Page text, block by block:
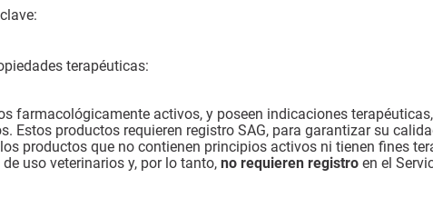
terapéuticas:
farmacológicamente activos, y poseen indicaciones
Estos productos requieren registro SAG, para garantizar su
productos que no contienen principios activos ni tienen fines
uso veterinarios y, por lo tanto, no requieren registro en el